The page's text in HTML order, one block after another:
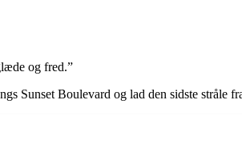
og fred.”
Sunset Boulevard og lad den sidste stråle